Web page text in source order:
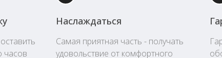
часов
Наслаждаться
Самая приятная часть - получать
удовольствие от комфортного